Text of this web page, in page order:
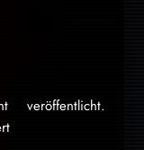
veröffentlicht.